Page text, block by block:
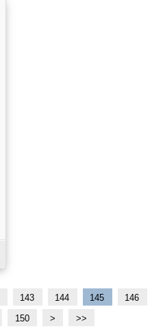
143 144 145
146
150
1
1
1
1
2
3
4
> >>